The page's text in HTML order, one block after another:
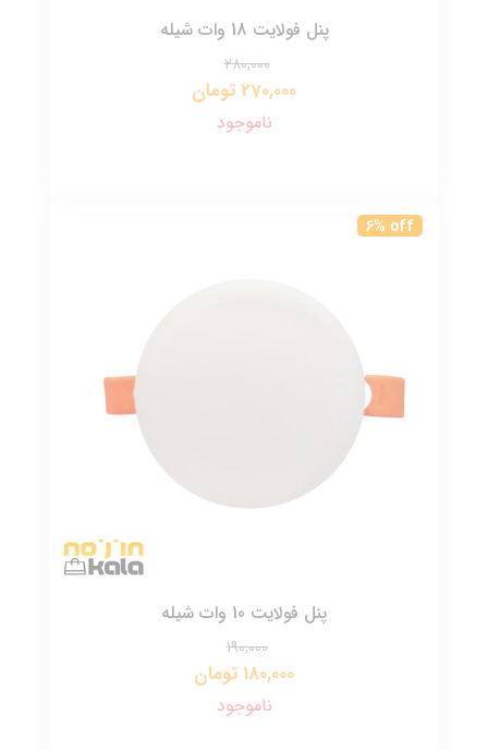
پنل فولایت 18 وات شیله
280,000
270,000 تومان
ناموجود
6% off
پنل فولایت 10 وات شیله
190,000
180,000 تومان
ناموجود